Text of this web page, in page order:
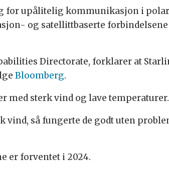
for upålitelig kommunikasjon i
og satellittbaserte
Directorate, forklarer at
Bloomberg.
med sterk vind og lave temperaturer.
så fungerte de godt uten
er forventet i 2024.